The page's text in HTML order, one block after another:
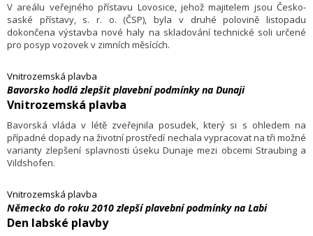
V areálu veřejného přístavu Lovosice, jehož majitelem jsou Česko-
saské přístavy, s. r. o. (ČSP), byla v druhé polovině listopadu
dokončena výstavba nové haly na skladování technické soli určené
pro posyp vozovek v zimních měsících.
Vnitrozemská plavba
Bavorsko hodlá zlepšit plavební podmínky na Dunaji
Vnitrozemská plavba
Bavorská vláda v létě zveřejnila posudek, který si s ohledem na
případné dopady na životní prostředí nechala vypracovat na tři možné
varianty zlepšení splavnosti úseku Dunaje mezi obcemi Straubing a
Vildshofen.
Vnitrozemská plavba
Německo do roku 2010 zlepší plavební podmínky na Labi
Den labské plavby